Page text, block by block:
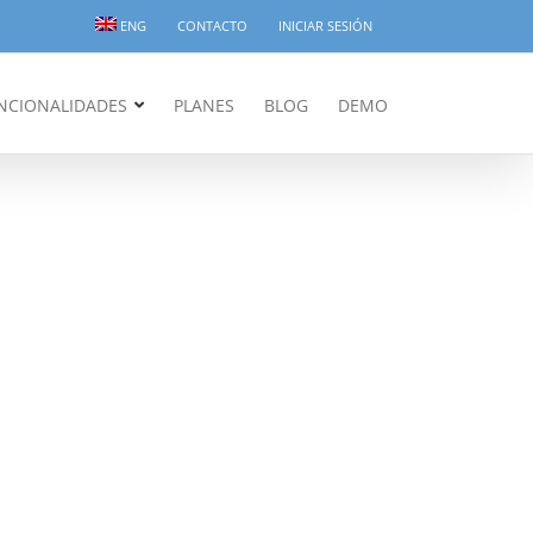
ENG CONTACTO INICIAR SESIÓN
PLANES BLOG DEMO